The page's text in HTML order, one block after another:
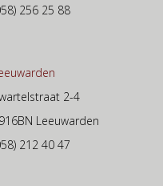
256 25 88
2-4
Leeuwarden
212 40 47